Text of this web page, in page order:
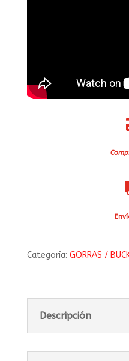
Categoría: GORRAS /
Descripción